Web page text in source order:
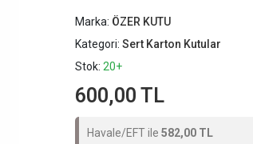
Marka: ÖZER KUTU
Kategori: Sert Karton Kutular
Stok: 20+
600,00 TL
Havale/EFT ile 582,00 TL